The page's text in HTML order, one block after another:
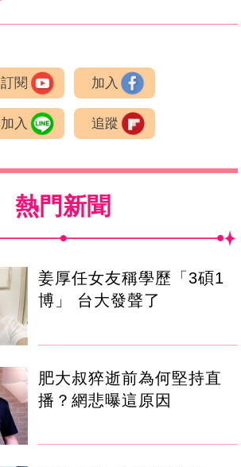
訂閱 加入
加入 追蹤
熱門新聞
姜厚任女友稱學歷「3碩1
博」 台大發聲了
肥大叔猝逝前為何堅持直
播？網悲曝這原因